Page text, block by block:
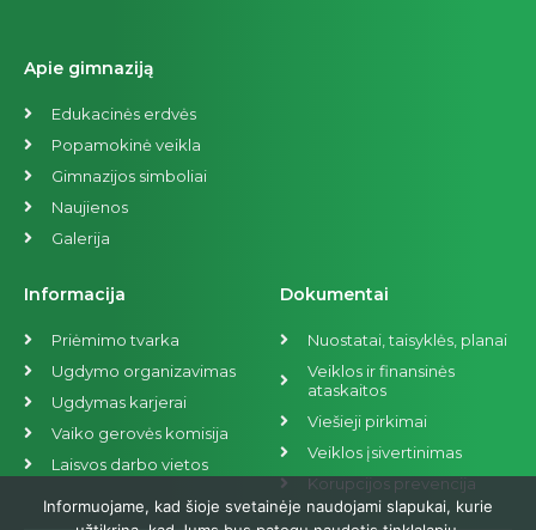
Apie gimnaziją
Edukacinės erdvės
Popamokinė veikla
Gimnazijos simboliai
Naujienos
Galerija
Informacija
Priėmimo tvarka
Ugdymo organizavimas
Ugdymas karjerai
Vaiko gerovės komisija
Laisvos darbo vietos
Dokumentai
Nuostatai, taisyklės, planai
Veiklos ir finansinės
ataskaitos
Viešieji pirkimai
Veiklos įsivertinimas
Korupcijos prevencija
Informuojame, kad šioje svetainėje naudojami slapukai, kurie